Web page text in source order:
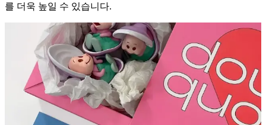
를 더욱 높일 수 있습니다.